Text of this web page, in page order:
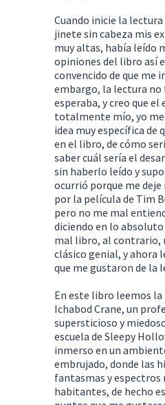
Cuando inicie la lectura
jinete sin cabeza mis
muy altas, había leído
opiniones del libro así
convencido de que me
embargo, la lectura no
esperaba, y creo que el
totalmente mío, yo me
idea muy específica de
en el libro, de cómo
saber cuál sería el
sin haberlo leído y
ocurrió porque me
por la película de Tim
pero no me mal
diciendo en lo absoluto
mal libro, al contrario,
clásico genial, y ahora
que me gustaron de la
En este libro leemos
Ichabod Crane, un
supersticioso y
escuela de Sleepy
inmerso en un
embrujado, donde las
fantasmas y espectros
habitantes, de hecho